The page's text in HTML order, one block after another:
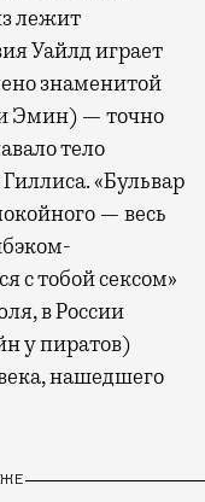
лежит
Уайлд играет
знаменитой
Эмин) — точно
тело
«Бульвар
— весь
с тобой сексом»
в России
у пиратов)
нашедшего